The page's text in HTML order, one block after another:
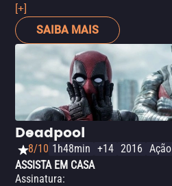
A direção é do competente
Indomáveis ) e o enredo é
Wolverine, minissérie em
Claremont e desenhada por
Apesar de seu último ato, que
de super-heróis para concluir a
interessante filme.
[+]
SAIBA MAIS
Deadpool
8/10 1h48min +14 2016 Ação
ASSISTA EM CASA
Assinatura: